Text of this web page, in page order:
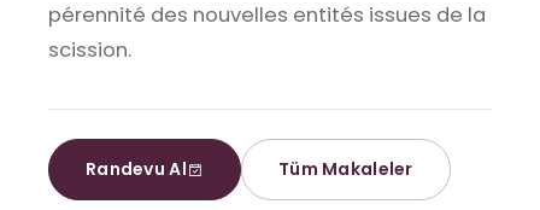
pérennité des nouvelles entités issues de la
scission.
Randevu Al Tüm Makaleler